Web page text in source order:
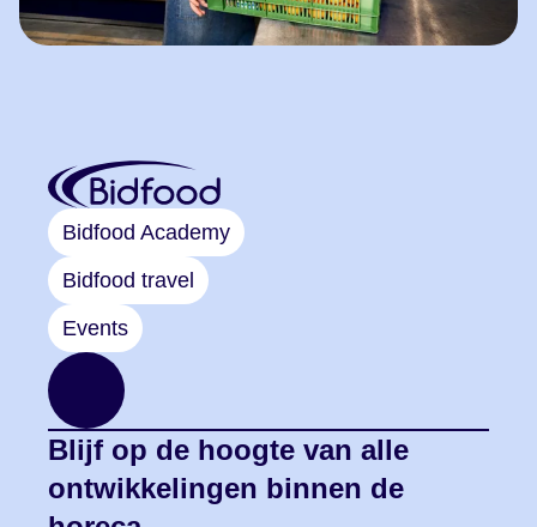
Bidfood Academy
Bidfood travel
Events
Blijf op de hoogte van alle
ontwikkelingen binnen de